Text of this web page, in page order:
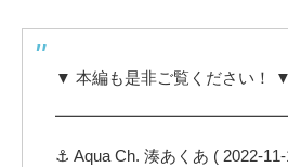
▼ 本編も是非ご覧ください！ ▼
⚓️ Aqua Ch. 湊あくあ ( 2022-